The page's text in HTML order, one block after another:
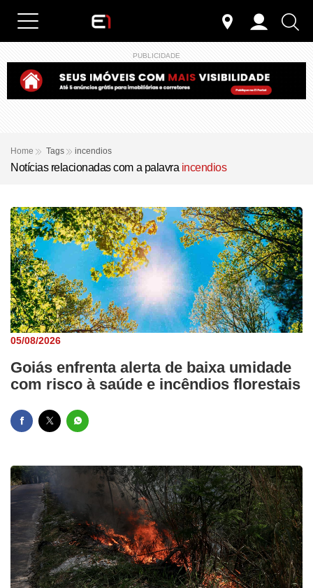
PUBLICIDADE
Home Tags incendios
Notícias relacionadas com a palavra incendios
05/08/2026
Goiás enfrenta alerta de baixa umidade
com risco à saúde e incêndios florestais